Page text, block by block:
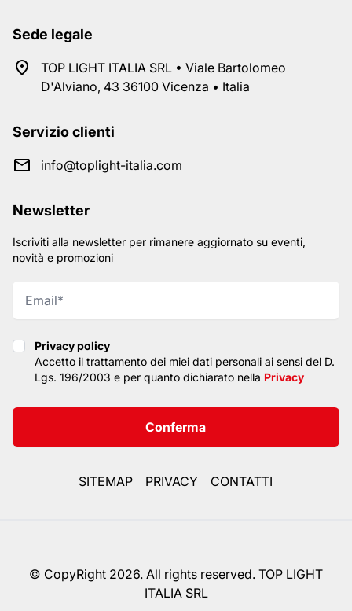
Sede legale
TOP LIGHT ITALIA SRL • Viale Bartolomeo
D'Alviano, 43 36100 Vicenza • Italia
Servizio clienti
info@toplight-italia.com
Newsletter
Iscriviti alla newsletter per rimanere aggiornato su eventi,
novità e promozioni
Privacy policy
Privacy policy
Accetto il trattamento dei miei dati personali ai sensi del D.
Lgs. 196/2003 e per quanto dichiarato nella Privacy
Conferma
SITEMAP PRIVACY CONTATTI
© CopyRight 2026. All rights reserved. TOP LIGHT
ITALIA SRL